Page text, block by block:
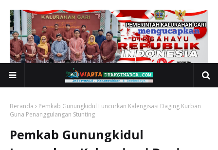
Beranda
Pemkab Gunungkidul Luncurkan Kalengisasi Daging Kurban
Guna Penanggulangan Stunting
Pemkab Gunungkidul